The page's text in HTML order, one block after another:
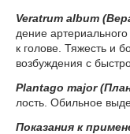
Veratrum album
де­ние
к го­ло­ве. Тя­жесть и
воз­бу­жде­ния с
Plantago major
лость. Обиль­ное
Показания к